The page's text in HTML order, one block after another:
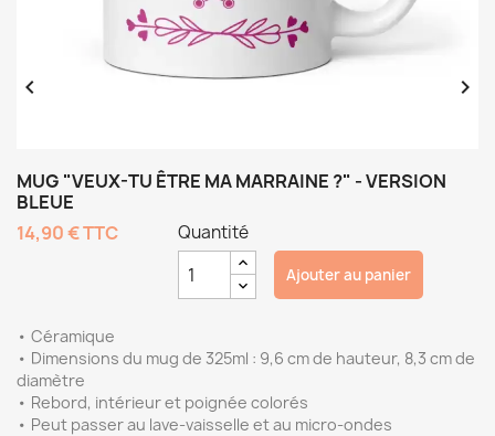
 
MUG "VEUX-TU ÊTRE MA MARRAINE ?" - VERSION
BLEUE
14,90 €TTC
• Céramique
• Dimensions du mug de 325ml : 9,6 cm de hauteur, 8,3 cm de
diamètre
• Rebord, intérieur et poignée colorés
• Peut passer au lave-vaisselle et au micro-ondes
Quantité
Ajouter au panier